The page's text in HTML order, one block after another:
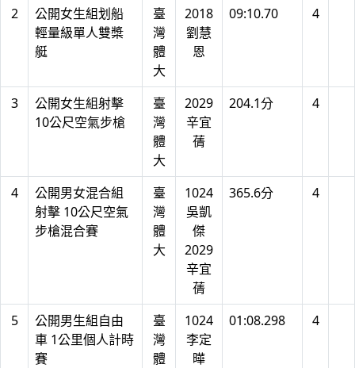
2
公開女生組划船
輕量級單人雙槳
艇
臺
灣
體
大
2018
劉慧
恩
09:10.70 4
3
公開女生組射擊
10公尺空氣步槍
臺
灣
體
大
2029
辛宜
蒨
204.1分 4
4
公開男女混合組
射擊 10公尺空氣
步槍混合賽
臺
灣
體
大
1024
吳凱
傑
2029
辛宜
蒨
365.6分 4
5
公開男生組自由
車 1公里個人計時
賽
臺
灣
體
1024
李定
曄
01:08.298 4